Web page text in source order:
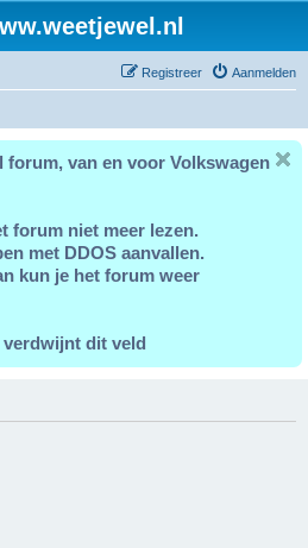
Aanmelden
Registreer
forum, van en voor Volkswagen
forum niet meer lezen.
met DDOS aanvallen.
kun je het forum weer
dit veld